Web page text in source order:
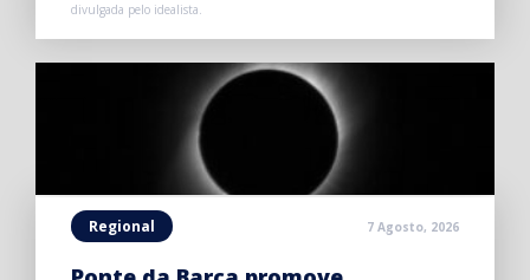
divulgada pelo idealista.
Regional 7 Agosto, 2026